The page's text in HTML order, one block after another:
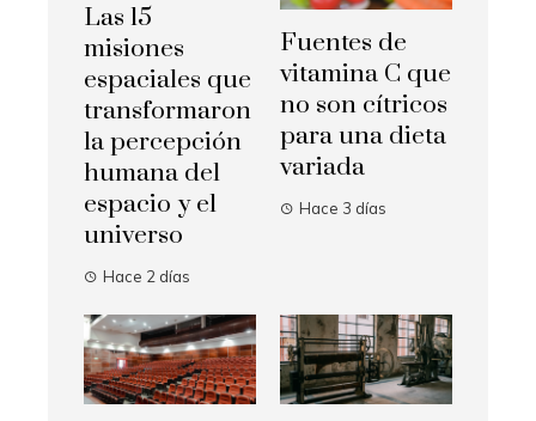
Las 15
misiones
espaciales que
transformaron
la percepción
humana del
espacio y el
universo
Hace 2 días
Fuentes de
vitamina C que
no son cítricos
para una dieta
variada
Hace 3 días